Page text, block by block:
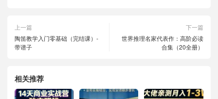
上一篇
陶笛教学入门零基础（完结课）-
带谱子
下一篇
世界推理名家代表作：高阶必读
合集（20全册）
相关推荐